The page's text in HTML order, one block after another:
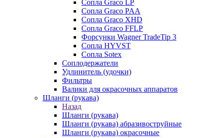
Сопла Graco LP
Сопла Graco PAA
Сопла Graco XHD
Сопла Graco FFLP
Форсунки Wagner TradeTip 3
Сопла HYVST
Сопла Sotex
Соплодержатели
Удлинитель (удочки)
Фильтры
Валики для окрасочных аппаратов
Шланги (рукава)
Назад
Шланги (рукава)
Шланги (рукава) абразивоструйные
Шланги (рукава) окрасочные